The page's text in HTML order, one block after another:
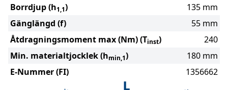
Borrdjup (h1,1)
135 mm
Gänglängd (f)
55 mm
Åtdragningsmoment max (Nm) (Tinst)
240
Min. materialtjocklek (hmin,1)
180 mm
E-Nummer (FI)
1356662